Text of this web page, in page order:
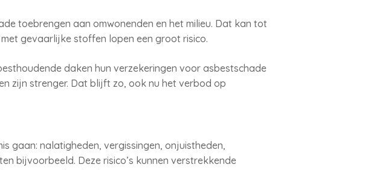
toebrengen aan omwonenden en het milieu. Dat kan tot
gevaarlijke stoffen lopen een groot risico.
daken hun verzekeringen voor asbestschade
zijn strenger. Dat blijft zo, ook nu het verbod op
gaan: nalatigheden, vergissingen, onjuistheden,
bijvoorbeeld. Deze risico’s kunnen verstrekkende